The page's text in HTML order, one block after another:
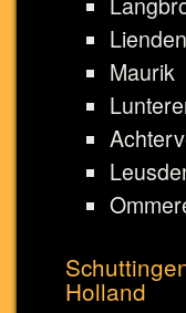
Lienden
Maurik
Holland